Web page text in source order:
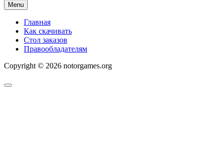
Menu
Главная
Как скачивать
Стол заказов
Правообладателям
Copyright © 2026 notorgames.org
Scroll